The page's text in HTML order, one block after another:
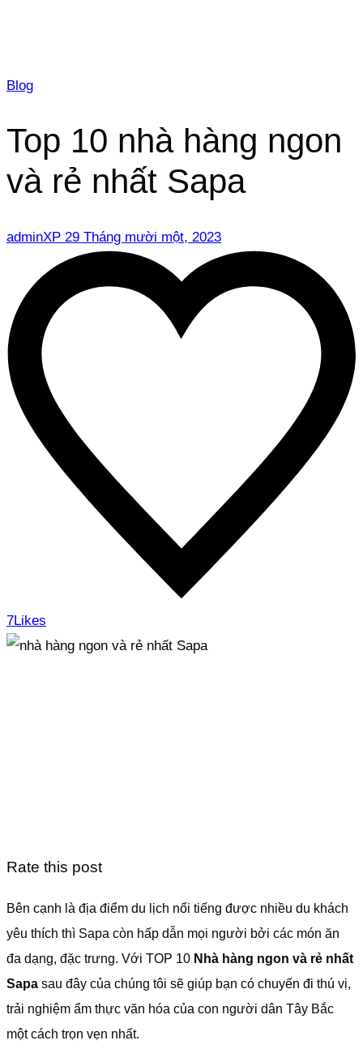
Blog
Top 10 nhà hàng ngon
và rẻ nhất Sapa
adminXP 29 Tháng mười một, 2023
7Likes
Rate this post
Bên cạnh là địa điểm du lịch nổi tiếng được nhiều du khách
yêu thích thì Sapa còn hấp dẫn mọi người bởi các món ăn
đa dạng, đặc trưng. Với TOP 10 Nhà hàng ngon và rẻ nhất
Sapa sau đây của chúng tôi sẽ giúp bạn có chuyến đi thú vị,
trải nghiệm ẩm thực văn hóa của con người dân Tây Bắc
một cách trọn vẹn nhất.